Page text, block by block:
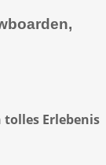
Erlebenis